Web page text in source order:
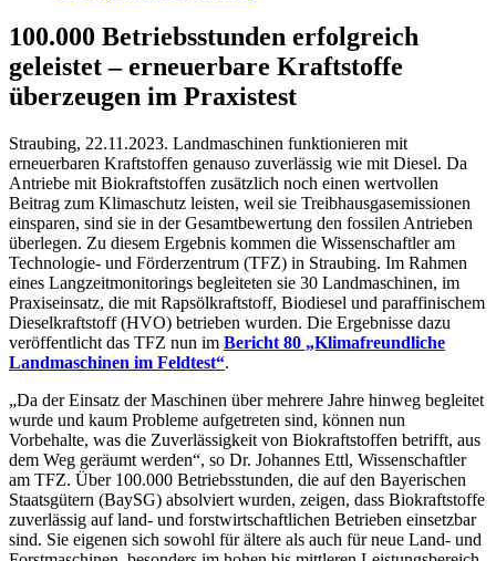
100.000 Betriebsstunden erfolgreich
geleistet – erneuerbare Kraftstoffe
überzeugen im Praxistest
Straubing, 22.11.2023. Landmaschinen funktionieren mit
erneuerbaren Kraftstoffen genauso zuverlässig wie mit Diesel. Da
Antriebe mit Biokraftstoffen zusätzlich noch einen wertvollen
Beitrag zum Klimaschutz leisten, weil sie Treibhausgasemissionen
einsparen, sind sie in der Gesamtbewertung den fossilen Antrieben
überlegen. Zu diesem Ergebnis kommen die Wissenschaftler am
Technologie- und Förderzentrum (TFZ) in Straubing. Im Rahmen
eines Langzeitmonitorings begleiteten sie 30 Landmaschinen, im
Praxiseinsatz, die mit Rapsölkraftstoff, Biodiesel und paraffinischem
Dieselkraftstoff (HVO) betrieben wurden. Die Ergebnisse dazu
veröffentlicht das TFZ nun im Bericht 80 „Klimafreundliche
Landmaschinen im Feldtest“.
„Da der Einsatz der Maschinen über mehrere Jahre hinweg begleitet
wurde und kaum Probleme aufgetreten sind, können nun
Vorbehalte, was die Zuverlässigkeit von Biokraftstoffen betrifft, aus
dem Weg geräumt werden“, so Dr. Johannes Ettl, Wissenschaftler
am TFZ. Über 100.000 Betriebsstunden, die auf den Bayerischen
Staatsgütern (BaySG) absolviert wurden, zeigen, dass Biokraftstoffe
zuverlässig auf land- und forstwirtschaftlichen Betrieben einsetzbar
sind. Sie eigenen sich sowohl für ältere als auch für neue Land- und